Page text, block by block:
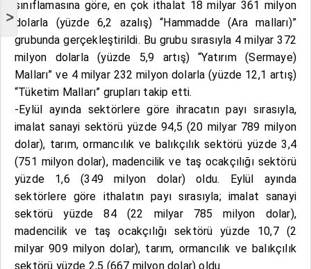
>
sınıflamasına göre, en çok ithalat 18 milyar 361 milyon
dolarla (yüzde 6,2 azalış) “Hammadde (Ara malları)”
grubunda gerçekleştirildi. Bu grubu sırasıyla 4 milyar 372
milyon dolarla (yüzde 5,9 artış) “Yatırım (Sermaye)
Malları” ve 4 milyar 232 milyon dolarla (yüzde 12,1 artış)
“Tüketim Malları” grupları takip etti.
-Eylül ayında sektörlere göre ihracatın payı sırasıyla,
imalat sanayi sektörü yüzde 94,5 (20 milyar 789 milyon
dolar), tarım, ormancılık ve balıkçılık sektörü yüzde 3,4
(751 milyon dolar), madencilik ve taş ocakçılığı sektörü
yüzde 1,6 (349 milyon dolar) oldu. Eylül ayında
sektörlere göre ithalatın payı sırasıyla; imalat sanayi
sektörü yüzde 84 (22 milyar 785 milyon dolar),
madencilik ve taş ocakçılığı sektörü yüzde 10,7 (2
milyar 909 milyon dolar), tarım, ormancılık ve balıkçılık
sektörü yüzde 2,5 (667 milyon dolar) oldu.